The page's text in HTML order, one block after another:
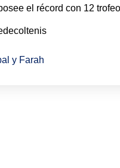
el récord con 12
y Farah